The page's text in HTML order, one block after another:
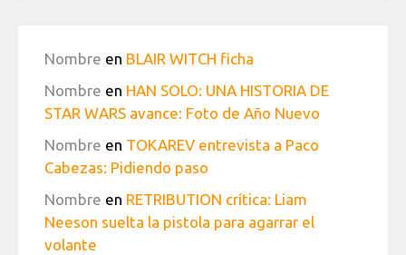
Nombre en BLAIR WITCH ficha
Nombre en HAN SOLO: UNA HISTORIA DE
STAR WARS avance: Foto de Año Nuevo
Nombre en TOKAREV entrevista a Paco
Cabezas: Pidiendo paso
Nombre en RETRIBUTION crítica: Liam
Neeson suelta la pistola para agarrar el
volante